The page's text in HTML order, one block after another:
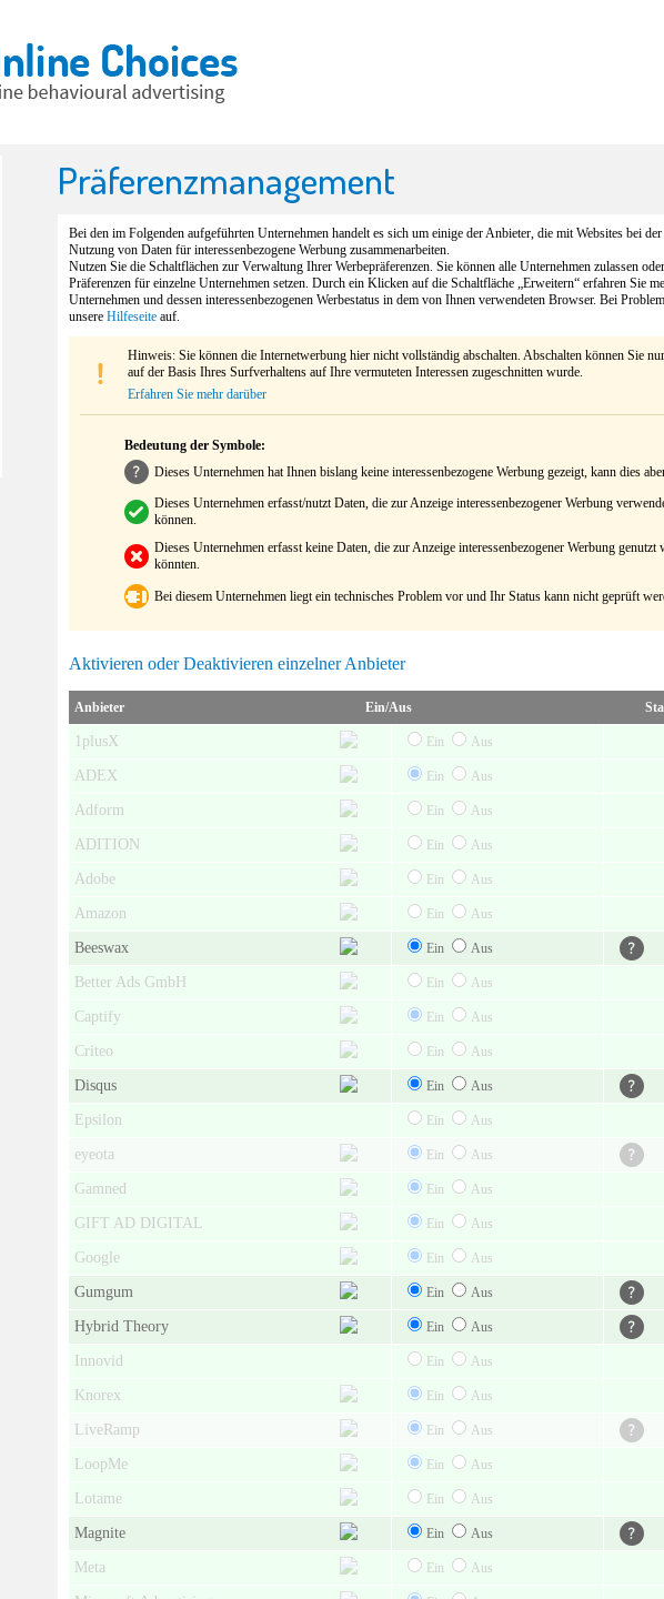
Präferenzmanagement
Bei den im Folgenden aufgeführten Unternehmen handelt es sich um einige der Anbieter, die mit Websites bei
Nutzung von Daten für interessenbezogene Werbung zusammenarbeiten.
Nutzen Sie die Schaltflächen zur Verwaltung Ihrer Werbepräferenzen. Sie können alle Unternehmen zulassen
Präferenzen für einzelne Unternehmen setzen. Durch ein Klicken auf die Schaltfläche „Erweitern“ erfahren Sie
Unternehmen und dessen interessenbezogenen Werbestatus in dem von Ihnen verwendeten Browser. Bei
unsere Hilfeseite auf.
Hinweis: Sie können die Internetwerbung hier nicht vollständig abschalten. Abschalten können Sie
auf der Basis Ihres Surfverhaltens auf Ihre vermuteten Interessen zugeschnitten wurde.
Erfahren Sie mehr darüber
Bedeutung der Symbole:
Dieses Unternehmen hat Ihnen bislang keine interessenbezogene Werbung gezeigt, kann dies
Dieses Unternehmen erfasst/nutzt Daten, die zur Anzeige interessenbezogener Werbung
können.
Dieses Unternehmen erfasst keine Daten, die zur Anzeige interessenbezogener Werbung genutzt
könnten.
Bei diesem Unternehmen liegt ein technisches Problem vor und Ihr Status kann nicht geprüft